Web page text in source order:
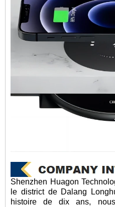
Shenzhen Huagon
le district de Dalang
histoire de dix ans,